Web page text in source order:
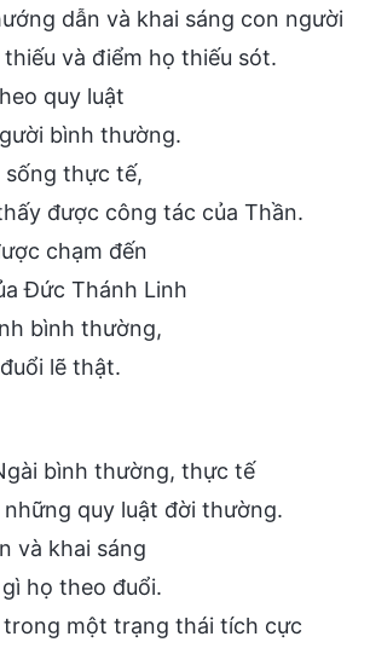
dẫn và khai sáng con người
và điểm họ thiếu sót.
quy luật
bình thường.
thực tế,
được công tác của Thần.
chạm đến
Đức Thánh Linh
bình thường,
lẽ thật.
bình thường, thực tế
quy luật đời thường.
và khai sáng
họ theo đuổi.
trong một trạng thái tích cực